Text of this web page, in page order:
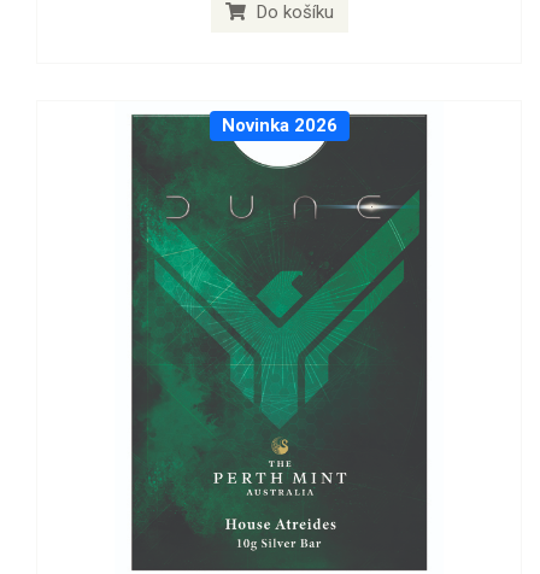
Do košíku
Novinka 2026